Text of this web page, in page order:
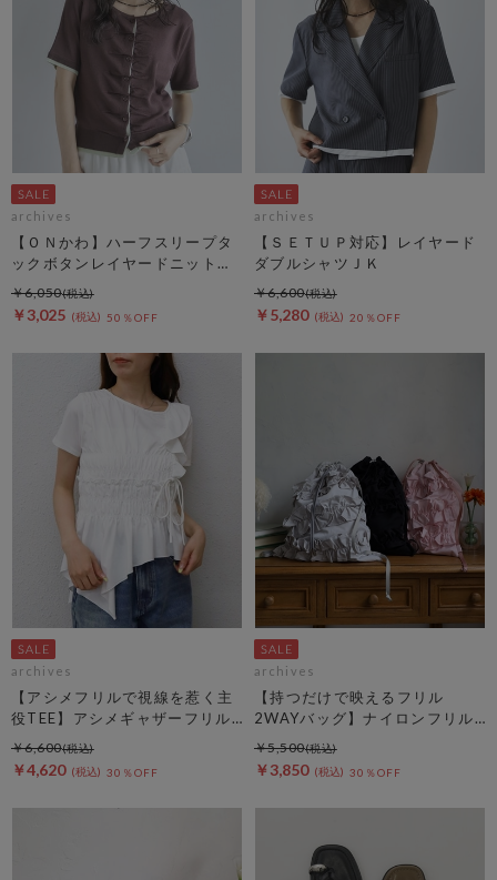
archives
【ＯＮかわ】ハーフスリープタ
ックボタンレイヤードニットカ
ーディガン
￥3,025 50％OFF
￥6,050
archives
【ＳＥＴＵＰ対応】レイヤード
ダブルシャツＪＫ
￥5,280 20％OFF
￥6,600
archives
【アシメフリルで視線を惹く主
役TEE】アシメギャザーフリル
ＴＥＥ
￥4,620 30％OFF
￥6,600
archives
【持つだけで映えるフリル
2WAYバッグ】ナイロンフリル
２ＷＡＹバッグ
￥3,850 30％OFF
￥5,500